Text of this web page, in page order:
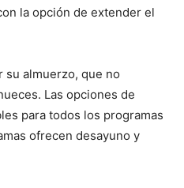
la opción de extender el
su almuerzo, que no
Las opciones de
para todos los programas
ofrecen desayuno y